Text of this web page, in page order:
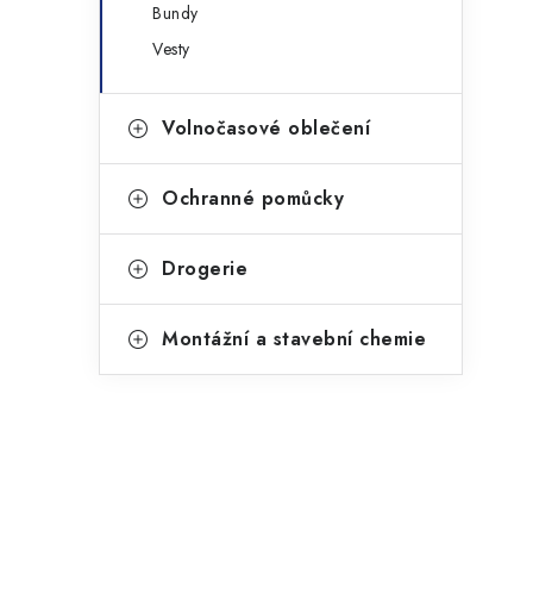
Bundy
Vesty
Volnočasové oblečení
Ochranné pomůcky
Drogerie
Montážní a stavební chemie